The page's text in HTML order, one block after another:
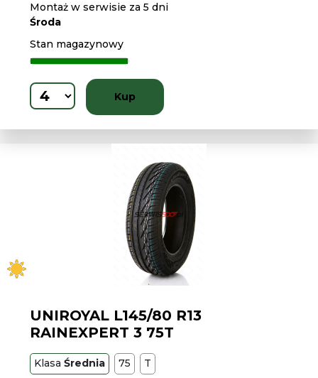
Montaż w serwisie za 5 dni
Środa
Stan magazynowy
Kup
UNIROYAL L145/80 R13
RAINEXPERT 3 75T
KlasaŚrednia 75 T